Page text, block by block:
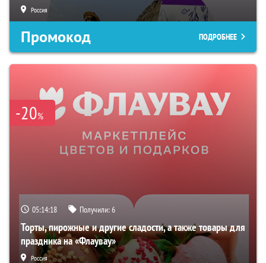
Россия
Промокод ПОДРОБНЕЕ
-20%
05:14:17 Получили:6
Торты, пирожные и другие сладости, а также товары для
праздника на «Флаувау»
Россия